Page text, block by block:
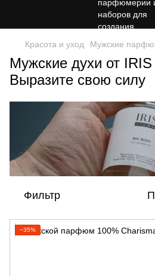
Красота и уход Мужские
Мужские духи от
Выразите свою силу
Фильтр
−35%